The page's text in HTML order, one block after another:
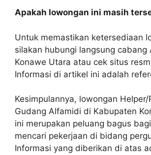
Apakah lowongan ini masih
Untuk memastikan ketersediaan
silakan hubungi langsung cabang
Konawe Utara atau cek situs
Informasi di artikel ini adalah
Kesimpulannya, lowongan Helper/
Gudang Alfamidi di Kabupaten
ini merupakan peluang bagus
mencari pekerjaan di bidang
Informasi yang diberikan di atas